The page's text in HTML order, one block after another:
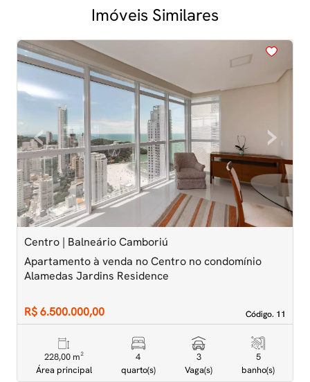
Imóveis Similares
<<<<
‹Previous ›Next
Centro | Balneário Camboriú
Código. 11
Código. 11
Apartamento à venda no Centro no condomínio
Alamedas Jardins Residence
R$ 6.500.000,00
228,00 m²
Área principal
4
quarto(s)
3
Vaga(s)
5
banho(s)